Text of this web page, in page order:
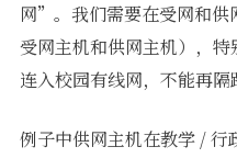
网”。我们需要在受网和供
受网主机和供网主机），
连入校园有线网，不能再隔
例子中供网主机在教学 / 行